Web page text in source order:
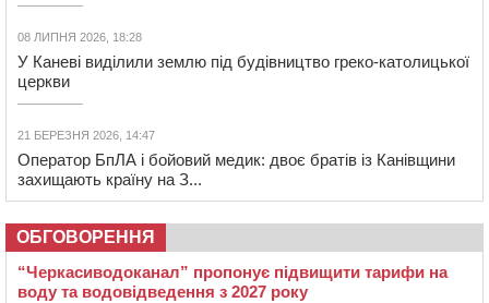
08 ЛИПНЯ 2026, 18:28
У Каневі виділили землю під будівництво греко-католицької
церкви
21 БЕРЕЗНЯ 2026, 14:47
Оператор БпЛА і бойовий медик: двоє братів із Канівщини
захищають країну на З...
ОБГОВОРЕННЯ
“Черкасиводоканал” пропонує підвищити тарифи на
воду та водовідведення з 2027 року